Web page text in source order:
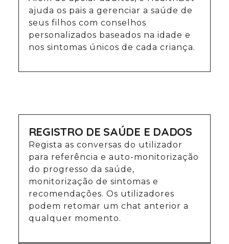
ajuda os pais a gerenciar a saúde de
seus filhos com conselhos
personalizados baseados na idade e
nos sintomas únicos de cada criança.
REGISTRO DE SAÚDE E DADOS
Regista as conversas do utilizador
para referência e auto-monitorização
do progresso da saúde,
monitorização de sintomas e
recomendações. Os utilizadores
podem retomar um chat anterior a
qualquer momento.